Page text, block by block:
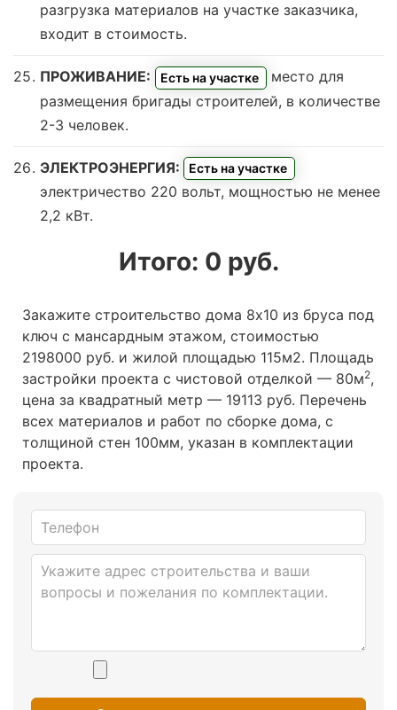
разгрузка материалов на участке заказчика,
входит в стоимость.
ПРОЖИВАНИЕ: Есть на участке
место для
размещения бригады строителей, в количестве
2-3 человек.
ЭЛЕКТРОЭНЕРГИЯ: Есть на участке
электричество 220 вольт, мощностью не менее
2,2 кВт.
Итого: 0 руб.
Закажите строительство дома 8х10 из бруса под
ключ с мансардным этажом, стоимостью
2198000 руб. и жилой площадью 115м2. Площадь
застройки проекта с чистовой отделкой — 80м2,
цена за квадратный метр — 19113 руб. Перечень
всех материалов и работ по сборке дома, с
толщиной стен 100мм, указан в комплектации
проекта.